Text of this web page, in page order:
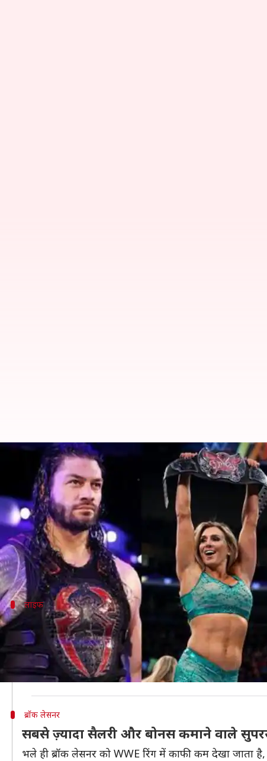
WWE: जानें कितनी सैलरी पाते हैं
Neeraj Pandey Mar 06, 2019 03:18 pm
क्या है खबर?
WWE सुपरस्टार्स सालों तक ट्रेनिंग लेते हैं, पूरी दुनिया में
इतना खतरा लेने और इतने व्यस्त शेड्यूल में काम करने वाले
लाइफ
टॉप सुपरस्टार्स जीते हैं रॉयल लाइफ
WWE में काम करने वाले टॉप सुपरस्टार्स काफी रॉयल जिंदगी
ज़्यादातर मौकों पर इन सुपरस्टार्स को फर्स्ट-क्लास फ्लाइट में
इसके अलावा इन सुपरस्टार्स को ड्राइव करने के लिए लग्जरी
ब्रॉक लेसनर
सबसे ज़्यादा सैलरी और बोनस कमाने वाले
भले ही ब्रॉक लेसनर को WWE रिंग में काफी कम देखा